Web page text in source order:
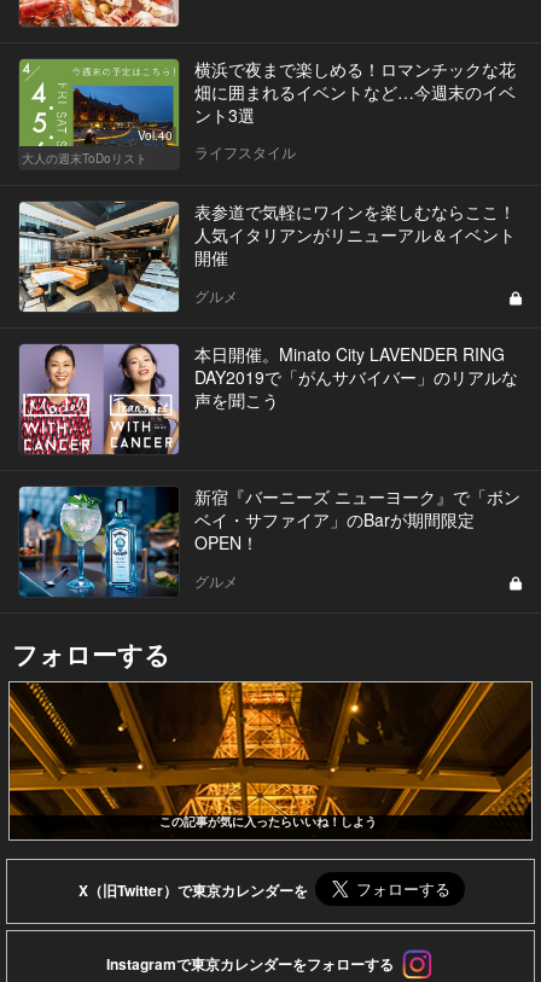
Vol.40
大人の週末ToDoリスト
横浜で夜まで楽しめる！ロマンチックな花
畑に囲まれるイベントなど…今週末のイベ
ント3選
ライフスタイル
表参道で気軽にワインを楽しむならここ！
人気イタリアンがリニューアル＆イベント
開催
グルメ
本日開催。Minato City LAVENDER RING
DAY2019で「がんサバイバー」のリアルな
声を聞こう
新宿『バーニーズ ニューヨーク』で「ボン
ベイ・サファイア」のBarが期間限定
OPEN！
グルメ
フォローする
この記事が気に入ったらいいね！しよう
X（旧Twitter）で東京カレンダーを
Instagramで東京カレンダーをフォローする